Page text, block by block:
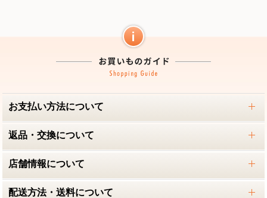
お支払い方法について
返品・交換について
店舗情報について
配送方法・送料について